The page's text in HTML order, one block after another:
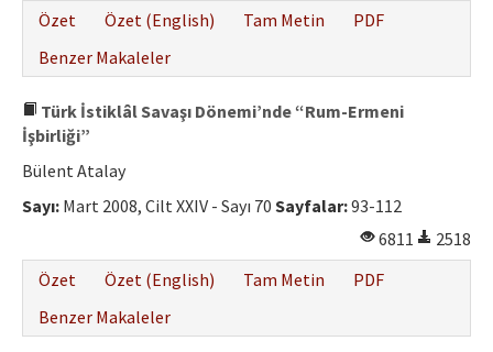
Özet
Özet (English) Tam Metin
PDF
Benzer Makaleler
Türk İstiklâl Savaşı Dönemi’nde “Rum-Ermeni
İşbirliği”
Bülent Atalay
Sayı: Mart 2008, Cilt XXIV - Sayı 70 Sayfalar:93-112
6811
2518
Özet
Özet (English) Tam Metin
PDF
Benzer Makaleler